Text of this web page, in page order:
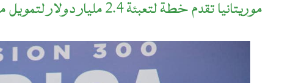
موريتانيا تقدم خطة لتعبئة 2.4 مليار دولار لتمويل مشاريع الكهرباء في قمة M300 بتنزانيا